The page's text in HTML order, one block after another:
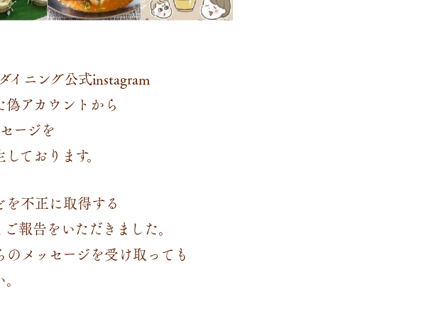
ニング公式instagram
アカウントから
ージを
ております。
不正に取得する
報告をいただきました。
メッセージを受け取っても